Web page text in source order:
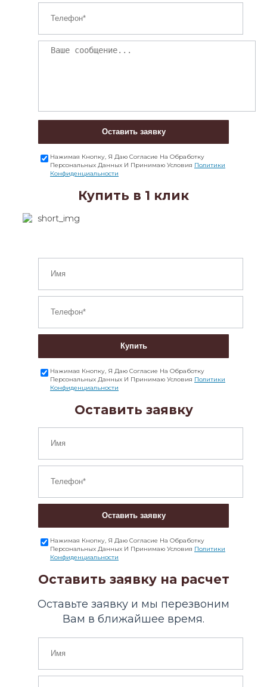
Оставить заявку
Нажимая Кнопку, Я Даю Согласие На Обработку
Персональных Данных И Принимаю Условия Политики
Конфиденциальности
Купить в 1 клик
Купить
Нажимая Кнопку, Я Даю Согласие На Обработку
Персональных Данных И Принимаю Условия Политики
Конфиденциальности
Оставить заявку
Оставить заявку
Нажимая Кнопку, Я Даю Согласие На Обработку
Персональных Данных И Принимаю Условия Политики
Конфиденциальности
Оставить заявку на расчет
Оставьте заявку и мы перезвоним
Вам в ближайшее время.